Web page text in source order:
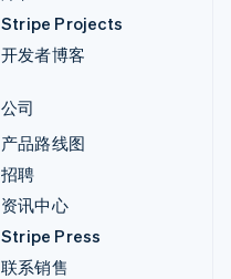
Stripe Projects
开发者博客
公司
产品路线图
招聘
资讯中心
Stripe Press
联系销售